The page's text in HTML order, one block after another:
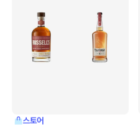
스토어